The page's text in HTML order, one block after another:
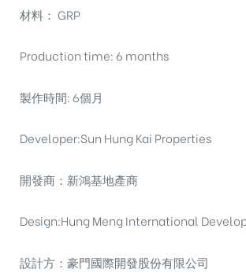
材料： GRP
Production time: 6 months
製作時間: 6個月
Developer:Sun Hung Kai Properties
開發商：新鴻基地產商
Design:Hung Meng International
設計方：豪門國際開發股份有限公司